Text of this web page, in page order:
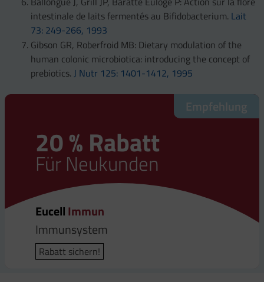
intestinale de laits fermentés au Bifidobacterium. Lait
73: 249-266, 1993
Gibson GR, Roberfroid MB: Dietary modulation of the
human colonic microbiotica: introducing the concept of
prebiotics. J Nutr 125: 1401-1412, 1995
Empfehlung
20 % Rabatt
Für Neukunden
EucellImmun
Immunsystem
Rabatt sichern!